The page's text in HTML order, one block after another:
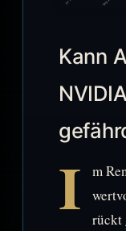
Kann
I
m
rückt